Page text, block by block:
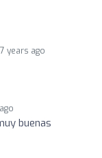
7 years ago
buenas